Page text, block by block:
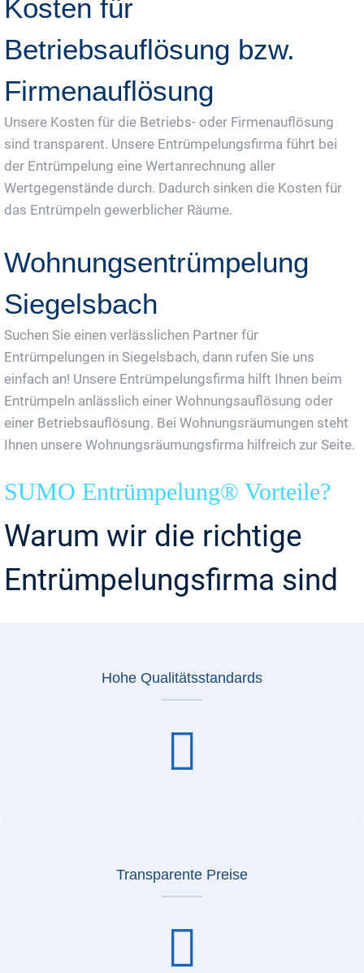
Kosten für
Betriebsauflösung bzw.
Firmenauflösung
Unsere Kosten für die Betriebs- oder Firmenauflösung
sind transparent. Unsere Entrümpelungsfirma führt bei
der Entrümpelung eine Wertanrechnung aller
Wertgegenstände durch. Dadurch sinken die Kosten für
das Entrümpeln gewerblicher Räume.
Wohnungsentrümpelung
Siegelsbach
Suchen Sie einen verlässlichen Partner für
Entrümpelungen in Siegelsbach, dann rufen Sie uns
einfach an! Unsere Entrümpelungsfirma hilft Ihnen beim
Entrümpeln anlässlich einer Wohnungsauflösung oder
einer Betriebsauflösung. Bei Wohnungsräumungen steht
Ihnen unsere Wohnungsräumungsfirma hilfreich zur Seite.
SUMO Entrümpelung® Vorteile?
Warum wir die richtige
Entrümpelungsfirma sind
Hohe Qualitätsstandards
Transparente Preise